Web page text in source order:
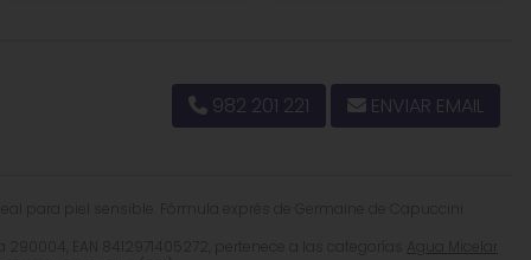
Potassium Olivoyl Hydrolyzed Wheat Protein,
Alcohol, Sodium Benzoate, Potassium Sorbate.
982 201 221 ENVIAR EMAIL